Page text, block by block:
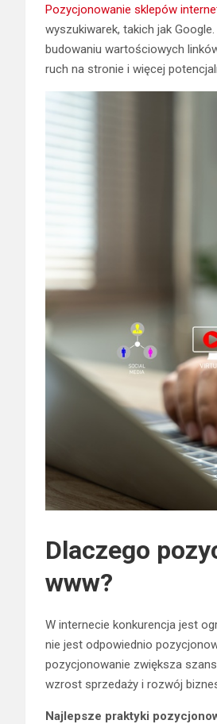
Pozycjonowanie sklepów
wyszukiwarek, takich jak
budowaniu wartościowych
ruch na stronie i więcej
Dlaczego
www?
W internecie konkurencja jest
nie jest odpowiednio
pozycjonowanie zwiększa
wzrost sprzedaży i rozwój
Najlepsze praktyki